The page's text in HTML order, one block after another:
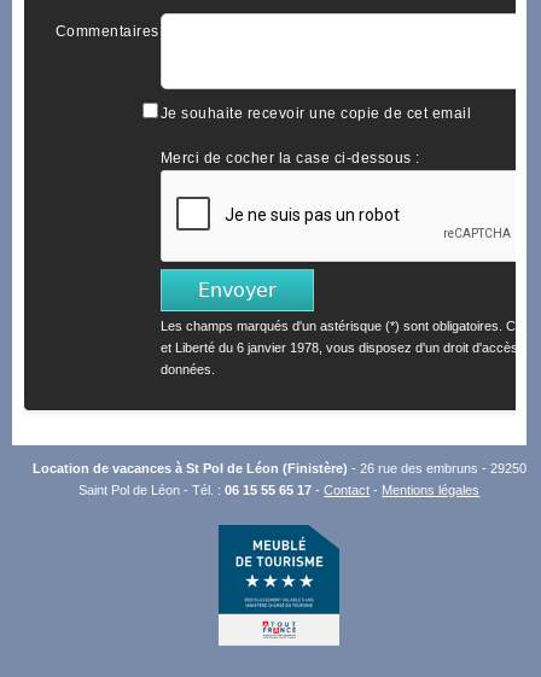
Commentaires
Je souhaite recevoir une copie de cet email
Merci de cocher la case ci-dessous :
Les champs marqués d'un astérisque (*) sont obligatoires.
et Liberté du 6 janvier 1978, vous disposez d'un droit d'accès et
données.
Location de vacances à St Pol de Léon (Finistère) - 26 rue des embruns - 29250
Saint Pol de Léon - Tél. :06 15 55 65 17 -Contact - Mentions légales